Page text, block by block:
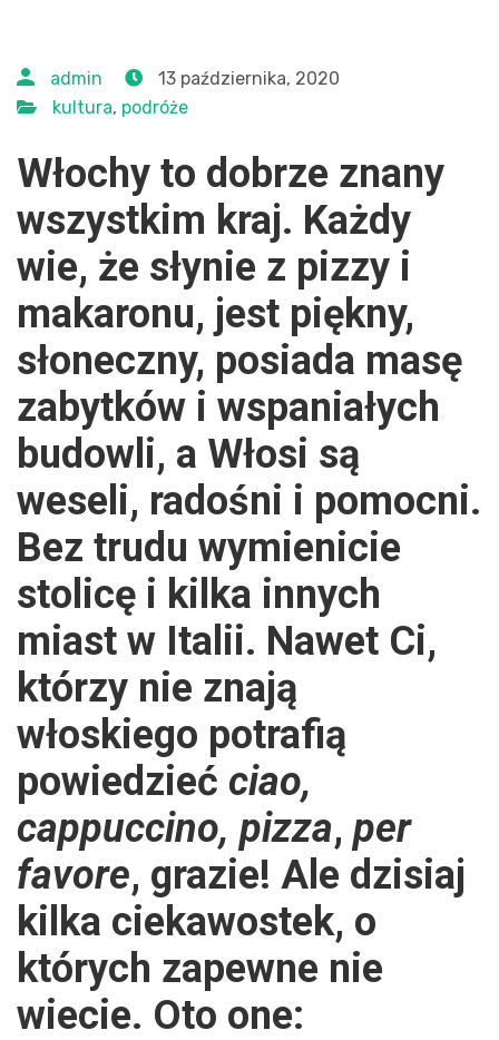
admin
13 października, 2020
kultura, podróże
Włochy to dobrze znany
wszystkim kraj. Każdy
wie, że słynie z pizzy i
makaronu, jest piękny,
słoneczny, posiada masę
zabytków i wspaniałych
budowli, a Włosi są
weseli, radośni i pomocni.
Bez trudu wymienicie
stolicę i kilka innych
miast w Italii. Nawet Ci,
którzy nie znają
włoskiego potrafią
powiedzieć ciao,
cappuccino, pizza, per
favore, grazie! Ale dzisiaj
kilka ciekawostek, o
których zapewne nie
wiecie. Oto one: